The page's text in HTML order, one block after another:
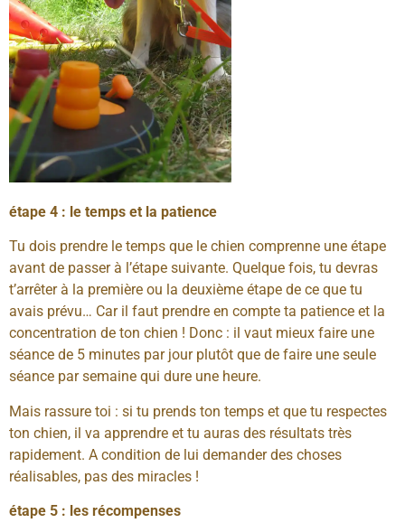
étape 4 : le temps et la patience
Tu dois prendre le temps que le chien comprenne une étape
avant de passer à l’étape suivante. Quelque fois, tu devras
t’arrêter à la première ou la deuxième étape de ce que tu
avais prévu… Car il faut prendre en compte ta patience et la
concentration de ton chien ! Donc : il vaut mieux faire une
séance de 5 minutes par jour plutôt que de faire une seule
séance par semaine qui dure une heure.
Mais rassure toi : si tu prends ton temps et que tu respectes
ton chien, il va apprendre et tu auras des résultats très
rapidement. A condition de lui demander des choses
réalisables, pas des miracles !
étape 5 : les récompenses